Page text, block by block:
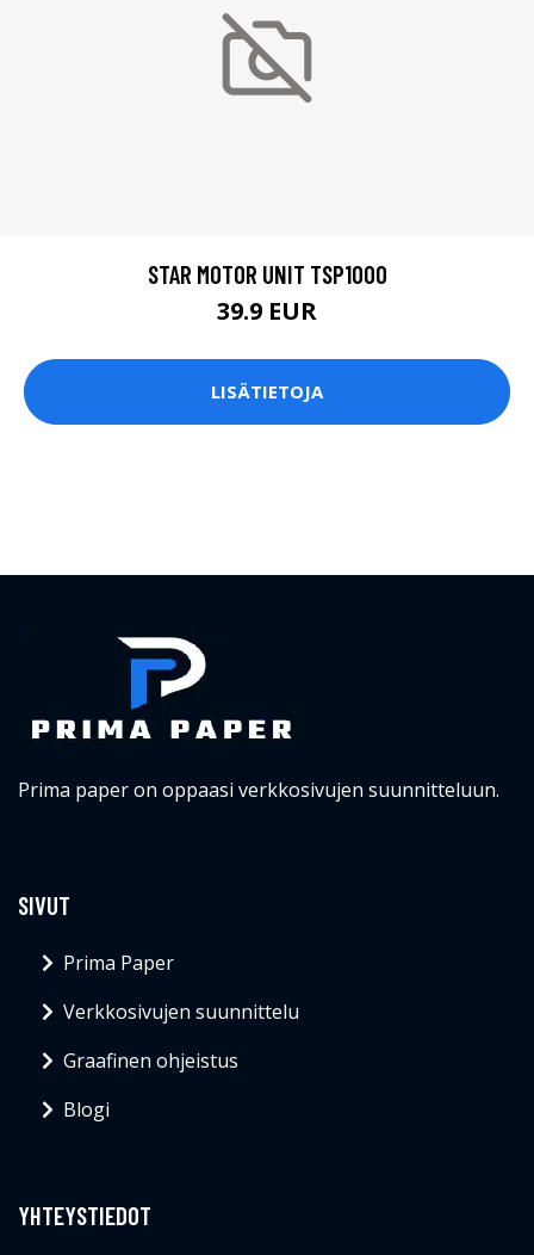
STAR MOTOR UNIT TSP1000
39.9 EUR
LISÄTIETOJA
Prima paper on oppaasi verkkosivujen suunnitteluun.
SIVUT
Prima Paper
Verkkosivujen suunnittelu
Graafinen ohjeistus
Blogi
YHTEYSTIEDOT